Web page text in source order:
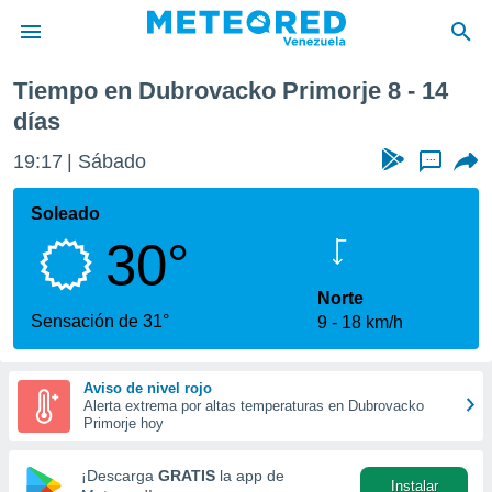
de
por
para
que se
calidad.
las
y
forma
basada
Tiempo en Dubrovacko Primorje 8 - 14
días
19:17 Sábado ...
Soleado
30°
Sensación de 31°
Norte
9
18 km/h
Aviso de nivel rojo
Alerta extrema por altas temperaturas en Dubrovacko
Primorje hoy
¡Descarga GRATIS la app de
Instalar